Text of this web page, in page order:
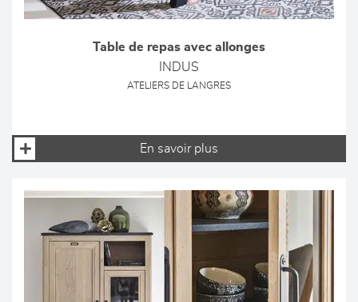
Table de repas avec allonges
INDUS
ATELIERS DE LANGRES
En savoir plus